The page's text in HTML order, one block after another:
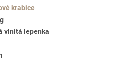
krabice
vlnitá lepenka